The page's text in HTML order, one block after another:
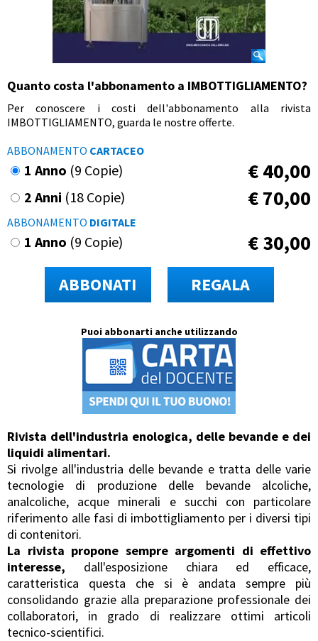
Quanto costa l'abbonamento a IMBOTTIGLIAMENTO?
Per conoscere i costi dell'abbonamento alla rivista
IMBOTTIGLIAMENTO, guarda le nostre offerte.
ABBONAMENTO CARTACEO
1 Anno (9 Copie) €40,00
2 Anni (18 Copie) €70,00
ABBONAMENTO DIGITALE
1 Anno (9 Copie) €30,00
ABBONATI REGALA
Puoi abbonarti anche utilizzando
Rivista dell'industria enologica, delle bevande e dei
liquidi alimentari.
Si rivolge all'industria delle bevande e tratta delle varie
tecnologie di produzione delle bevande alcoliche,
analcoliche, acque minerali e succhi con particolare
riferimento alle fasi di imbottigliamento per i diversi tipi
di contenitori.
La rivista propone sempre argomenti di effettivo
interesse, dall'esposizione chiara ed efficace,
caratteristica questa che si è andata sempre più
consolidando grazie alla preparazione professionale dei
collaboratori, in grado di realizzare ottimi articoli
tecnico-scientifici.